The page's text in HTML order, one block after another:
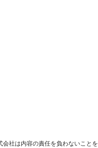
社は内容の責任を負わないことを